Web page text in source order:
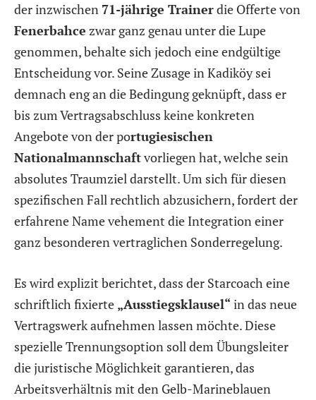
der inzwischen 71-jährige Trainerdie Offerte von
Fenerbahce zwar ganz genau unter die Lupe
genommen, behalte sich jedoch eine endgültige
Entscheidung vor. Seine Zusage in Kadiköy sei
demnach eng an die Bedingung geknüpft, dass er
bis zum Vertragsabschluss keine konkreten
Angebote von der portugiesischen
Nationalmannschaftvorliegen hat, welche sein
absolutes Traumziel darstellt. Um sich für diesen
spezifischen Fall rechtlich abzusichern, fordert der
erfahrene Name vehement die Integration einer
ganz besonderen vertraglichen Sonderregelung.
Es wird explizit berichtet, dass der Starcoach eine
schriftlich fixierte „Ausstiegsklausel“ in das neue
Vertragswerk aufnehmen lassen möchte. Diese
spezielle Trennungsoption soll dem Übungsleiter
die juristische Möglichkeit garantieren, das
Arbeitsverhältnis mit den Gelb-Marineblauen